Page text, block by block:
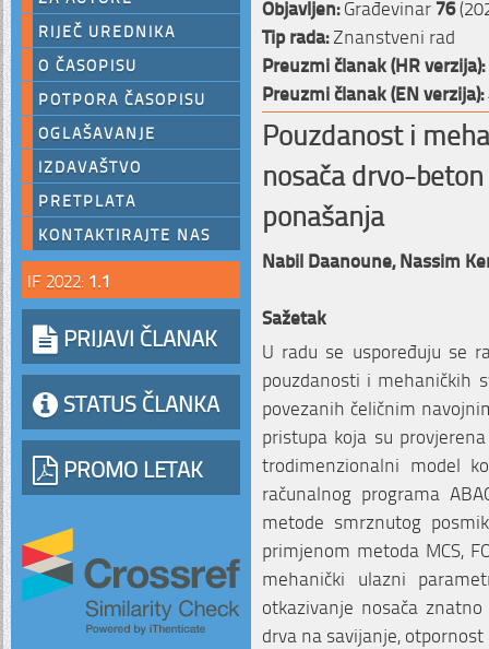
RIJEČ UREDNIKA
O ČASOPISU
POTPORA ČASOPISU
OGLAŠAVANJE
IZDAVAŠTVO
PRETPLATA
KONTAKTIRAJTE NAS
IF 2022: 1.1
PRIJAVI ČLANAK
STATUS ČLANKA
PROMO LETAK
Objavljen:Građevinar76
Tip rada:Znanstveni rad
Preuzmi članak (HR verzija):
Preuzmi članak (EN verzija):
Pouzdanost i
nosača drvo-
ponašanja
Nabil Daanoune,Nassim
Sažetak
U radu se uspoređuju se
pouzdanosti i mehaničkih
povezanih čeličnim
pristupa koja su
trodimenzionalni model
računalnog programa
metode smrznutog
primjenom metoda MCS,
mehanički ulazni
otkazivanje nosača
drva na savijanje,